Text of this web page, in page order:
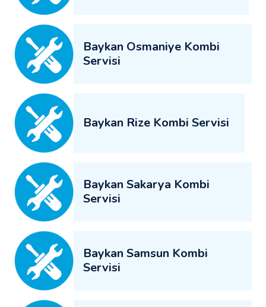
Baykan Osmaniye Kombi
Servisi
Baykan Rize Kombi Servisi
Baykan Sakarya Kombi
Servisi
Baykan Samsun Kombi
Servisi